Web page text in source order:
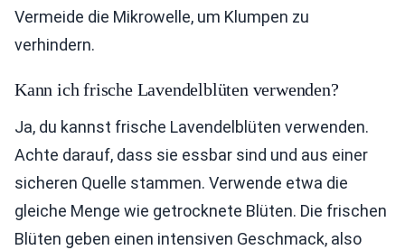
Vermeide die Mikrowelle, um Klumpen zu
verhindern.
Kann ich frische Lavendelblüten verwenden?
Ja, du kannst frische Lavendelblüten verwenden.
Achte darauf, dass sie essbar sind und aus einer
sicheren Quelle stammen. Verwende etwa die
gleiche Menge wie getrocknete Blüten. Die frischen
Blüten geben einen intensiven Geschmack, also